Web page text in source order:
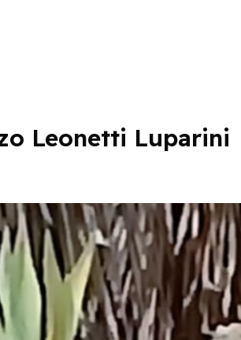
Leonetti Luparini